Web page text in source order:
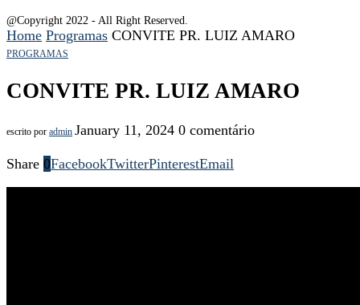
@Copyright 2022 - All Right Reserved.
Home Programas CONVITE PR. LUIZ AMARO
PROGRAMAS
CONVITE PR. LUIZ AMARO
escrito por admin January 11, 2024 0 comentário
Share 0FacebookTwitterPinterestEmail